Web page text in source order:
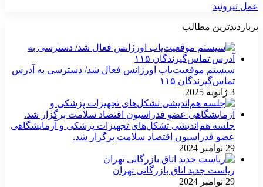
عمل تیروئید
پربازدیدترین مطالب
سیستم موقعیت‌یاب اورژانس فعال شد/ دسترسی به آدرس
تماس‌گیرندگان ۱۱۵
3 ژانویه 2025
جلسه هم‌اندیشی تشکل‌های تجهیزات پزشکی و آزمایشگاهی
عضو فدراسیون اقتصاد سلامت برگزار شد.
29 نوامبر 2024
ریاست جدید اتاق بازرگانی تهران
29 نوامبر 2024